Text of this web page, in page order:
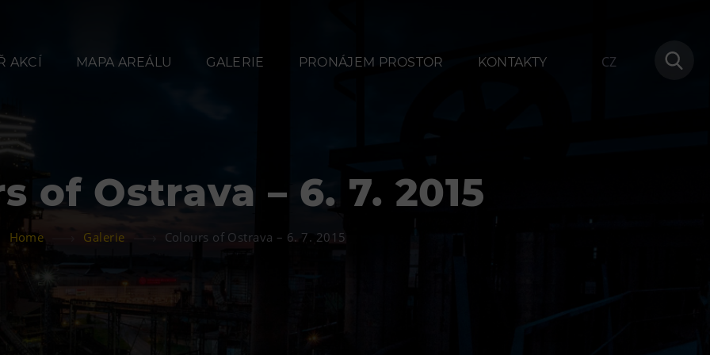
AKCÍ MAPA AREÁLU GALERIE PRONÁJEM PROSTOR KONTAKTY CZ
of Ostrava – 6. 7. 2015
Home Galerie Colours of Ostrava – 6. 7. 2015
Občerstvení
Kavárna Velký Svět
techniky
Ubytování